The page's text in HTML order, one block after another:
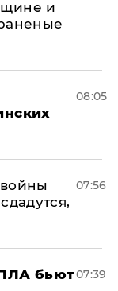
и
08:05
07:56
бьют07:39